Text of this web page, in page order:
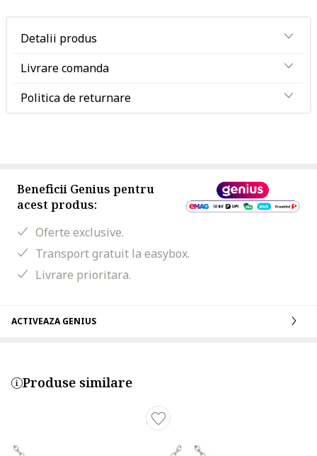
Detalii produs
Livrare comanda
Politica de returnare
Beneficii Genius pentru
acest produs:
Oferte exclusive.
Transport gratuit la easybox.
Livrare prioritara.
ACTIVEAZA GENIUS
Produse similare